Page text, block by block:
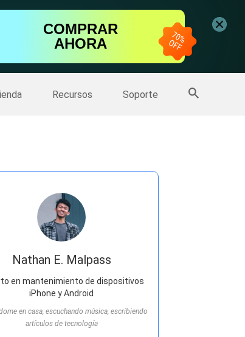
COMPRAR
AHORA
Recursos Soporte
Más productos
Nathan E. Malpass
en mantenimiento de dispositivos
iPhone y Android
en casa, escuchando música, escribiendo
artículos de tecnología